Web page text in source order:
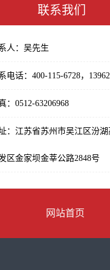
联系我们
人：吴先生
电话：400-115-6728，
：0512-63206968
：江苏省苏州市吴江区汾
区金家坝金莘公路2848号
网站首页